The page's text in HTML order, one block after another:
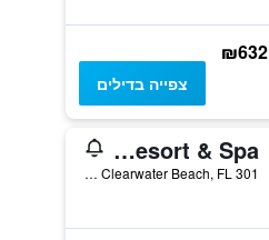
₪632
צפייה בדילים
Hyatt Regency Clearwater Beach Resort & Spa
301 South Gulfview Boulevard, Clearwater Beach, FL, ארצות הברית